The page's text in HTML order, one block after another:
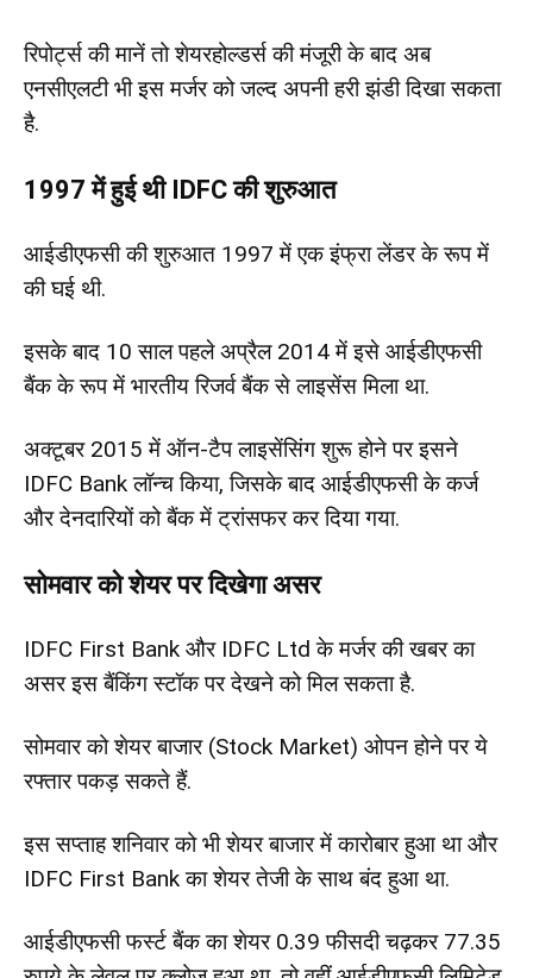
रिपोर्ट्स की मानें तो शेयरहोल्डर्स की मंजूरी के बाद अब
एनसीएलटी भी इस मर्जर को जल्द अपनी हरी झंडी दिखा सकता
है.
1997 में हुई थी IDFC की शुरुआत
आईडीएफसी की शुरुआत 1997 में एक इंफ्रा लेंडर के रूप में
की घई थी.
इसके बाद 10 साल पहले अप्रैल 2014 में इसे आईडीएफसी
बैंक के रूप में भारतीय रिजर्व बैंक से लाइसेंस मिला था.
अक्टूबर 2015 में ऑन-टैप लाइसेंसिंग शुरू होने पर इसने
IDFC Bank लॉन्च किया, जिसके बाद आईडीएफसी के कर्ज
और देनदारियों को बैंक में ट्रांसफर कर दिया गया.
सोमवार को शेयर पर दिखेगा असर
IDFC First Bank और IDFC Ltd के मर्जर की खबर का
असर इस बैंकिंग स्टॉक पर देखने को मिल सकता है.
सोमवार को शेयर बाजार (Stock Market) ओपन होने पर ये
रफ्तार पकड़ सकते हैं.
इस सप्ताह शनिवार को भी शेयर बाजार में कारोबार हुआ था और
IDFC First Bank का शेयर तेजी के साथ बंद हुआ था.
आईडीएफसी फर्स्ट बैंक का शेयर 0.39 फीसदी चढ़कर 77.35